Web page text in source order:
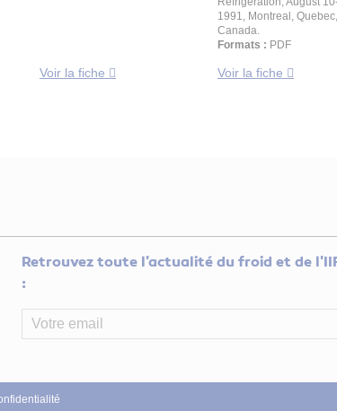
Voir la fiche
1991, Montreal, Quebec,
Canada.
Formats : PDF
Voir la fiche
Retrouvez toute l'actualité du froid et de
: